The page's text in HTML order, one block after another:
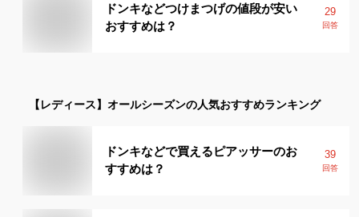
ドンキなどつけまつげの値段が安い
おすすめは？
29
回答
【レディース】 オールシーズンの人気おすすめランキング
ドンキなどで買えるピアッサーのお
すすめは？
39
回答